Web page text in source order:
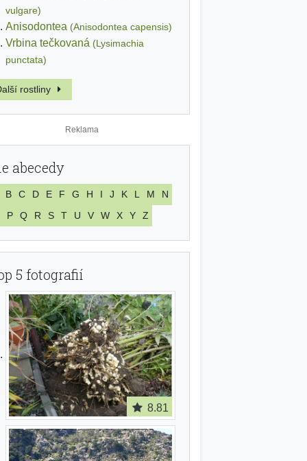
vulgare)
Anisodontea (Anisodontea capensis)
Vrbina tečkovaná (Lysimachia
punctata)
rostliny
abecedy
B C D E F G H I J K L M
N
P
Q R S T U V W X Y Z
5 fotografií
8.81